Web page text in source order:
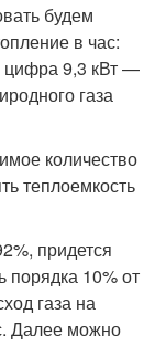
будем
в час:
цифра 9,3 кВт —
газа
количество
теплоемкость
придется
порядка 10% от
газа на
Далее можно